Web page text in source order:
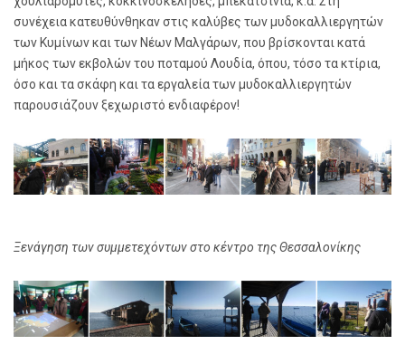
συνέχεια κατευθύνθηκαν στις καλύβες των μυδοκαλλιεργητών
των Κυμίνων και των Νέων Μαλγάρων, που βρίσκονται κατά
μήκος των εκβολών του ποταμού Λουδία, όπου, τόσο τα κτίρια,
όσο και τα σκάφη και τα εργαλεία των μυδοκαλλιεργητών
παρουσιάζουν ξεχωριστό ενδιαφέρον!
Ξενάγηση των συμμετεχόντων στο κέντρο της Θεσσαλονίκης